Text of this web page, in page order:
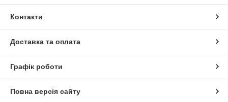
Контакти
Доставка та оплата
Графік роботи
Повна версія сайту